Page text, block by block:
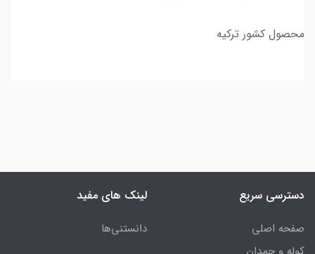
محصول کشور ترکیه
دسترسی سریع
صفحه اصلی
لینک های مفید
دانستنی‌ها